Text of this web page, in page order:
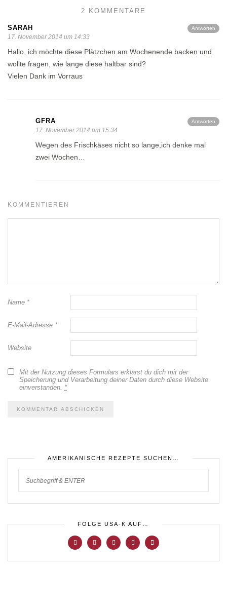
2 KOMMENTARE
Antworten
SARAH
17. November 2014 um 14:33
Hallo, ich möchte diese Plätzchen am Wochenende backen und
wollte fragen, wie lange diese haltbar sind?
Vielen Dank im Vorraus
Antworten
GFRA
17. November 2014 um 15:34
Wegen des Frischkäses nicht so lange,ich denke mal
zwei Wochen…
KOMMENTIEREN
Name *
E-Mail-Adresse *
Website
Mit der Nutzung dieses Formulars erklärst du dich mit der
Speicherung und Verarbeitung deiner Daten durch diese Website
einverstanden. *
AMERIKANISCHE REZEPTE SUCHEN…
FOLGE USA-K AUF…